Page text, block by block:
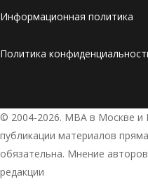
Информационная политика
Политика
© 2004-2026. МВА в Москве и
публикации материалов
обязательна. Мнение
редакции